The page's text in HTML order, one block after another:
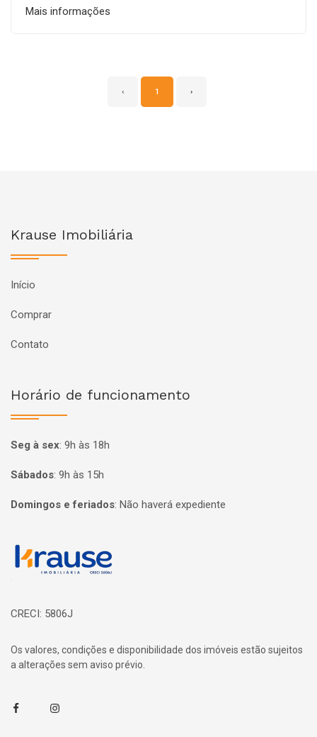
Mais informações
‹ 1 ›
Krause Imobiliária
Início
Comprar
Contato
Horário de funcionamento
Seg à sex: 9h às 18h
Sábados: 9h às 15h
Domingos e feriados: Não haverá expediente
Página inicial
CRECI: 5806J
Os valores, condições e disponibilidade dos imóveis estão sujeitos
a alterações sem aviso prévio.
FacebookInstagram